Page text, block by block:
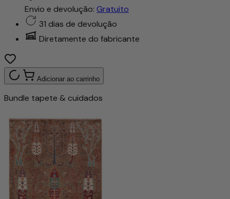
Envio e devolução: Gratuito
31 dias de devolução
Diretamente do fabricante
Adicionar ao carrinho
Bundle tapete & cuidados